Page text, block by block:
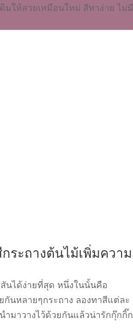
ระถางต้นไม้เพิ่มความ
นได้ง่ายที่สุด หนึ่งในนั้นคือ
นหลายๆกระถาง ลองทาสีแต่ละ
ามาวางไว้ด้วยกันแล้วน่ารักกุ๊กกิ๊ก